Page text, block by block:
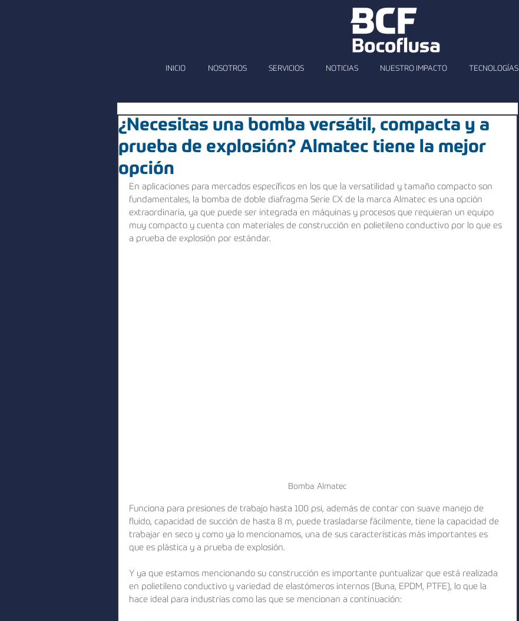
INICIO NOSOTROS SERVICIOS NOTICIAS NUESTRO IMPACTO TECNOLOGÍAS
¿Necesitas una bomba versátil, compacta y a
prueba de explosión? Almatec tiene la mejor
opción
En aplicaciones para mercados específicos en los que la versatilidad y tamaño compacto son
fundamentales, la bomba de doble diafragma Serie CX de la marca Almatec es una opción
extraordinaria, ya que puede ser integrada en máquinas y procesos que requieran un equipo
muy compacto y cuenta con materiales de construcción en polietileno conductivo por lo que es
a prueba de explosión por estándar.
Bomba Almatec
Funciona para presiones de trabajo hasta 100 psi, además de contar con suave manejo de
fluido, capacidad de succión de hasta 8 m, puede trasladarse fácilmente, tiene la capacidad de
trabajar en seco y como ya lo mencionamos, una de sus características más importantes es
que es plástica y a prueba de explosión.
Y ya que estamos mencionando su construcción es importante puntualizar que está realizada
en polietileno conductivo y variedad de elastómeros internos (Buna, EPDM, PTFE), lo que la
hace ideal para industrias como las que se mencionan a continuación: